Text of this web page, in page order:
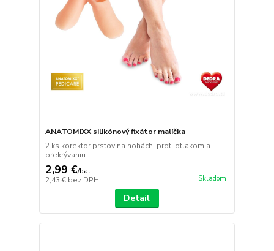
ANATOMIXX silikónový fixátor malíčka
2 ks korektor prstov na nohách, proti otlakom a
prekrývaniu.
2,99 €/bal
2,43 € bez DPH Skladom
Detail